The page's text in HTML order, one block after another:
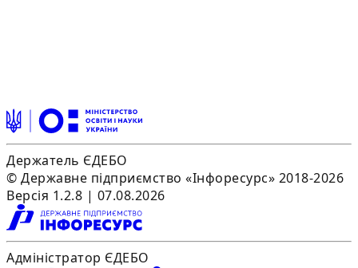
Держатель ЄДЕБО
© Державне підприємство «Інфоресурс» 2018-2026
Версія 1.2.8 | 07.08.2026
Адміністратор ЄДЕБО